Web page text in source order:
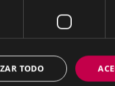
ES98 3035 0023 9402
TODO